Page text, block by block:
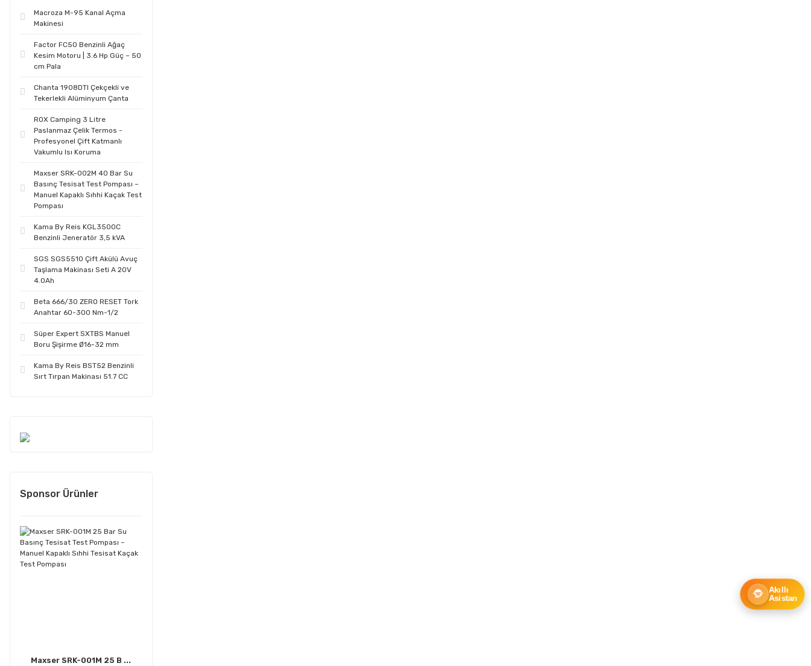
Macroza M-95 Kanal Açma
Makinesi
Factor FC50 Benzinli Ağaç
Kesim Motoru | 3.6 Hp Güç – 50
cm Pala
Chanta 1908DTI Çekçekli ve
Tekerlekli Alüminyum Çanta
ROX Camping 3 Litre
Paslanmaz Çelik Termos -
Profesyonel Çift Katmanlı
Vakumlu Isı Koruma
Maxser SRK-002M 40 Bar Su
Basınç Tesisat Test Pompası –
Manuel Kapaklı Sıhhi Kaçak Test
Pompası
Kama By Reis KGL3500C
Benzinli Jeneratör 3,5 kVA
SGS SGS5510 Çift Akülü Avuç
Taşlama Makinası Seti A 20V
4.0Ah
Beta 666/30 ZERO RESET Tork
Anahtar 60-300 Nm-1/2
Süper Expert SXTBS Manuel
Boru Şişirme Ø16-32 mm
Kama By Reis BST52 Benzinli
Sırt Tırpan Makinası 51.7 CC
Sponsor Ürünler
Maxser SRK-001M 25 B ...
Akıllı
Asistan